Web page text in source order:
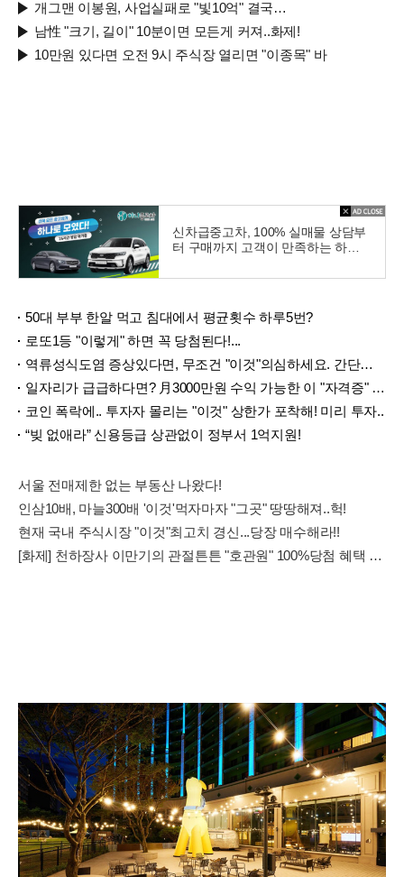
개그맨 이봉원, 사업실패로 "빛10억" 결국…
남性 "크기, 길이" 10분이면 모든게 커져..화제!
10만원 있다면 오전 9시 주식장 열리면 "이종목" 바
신차급중고차, 100% 실매물 상담부
터 구매까지 고객이 만족하는 하나
50대 부부 한알 먹고 침대에서 평균횟수 하루5번?
로또1등 "이렇게" 하면 꼭 당첨된다!...
역류성식도염 증상있다면, 무조건 "이것"의심하세요. 간단치료법 나왔다!
일자리가 급급하다면? 月3000만원 수익 가능한 이 "자격증" 주목받고 있어..
코인 폭락에.. 투자자 몰리는 "이것" 상한가 포착해! 미리 투자..
“빚 없애라” 신용등급 상관없이 정부서 1억지원!
서울 전매제한 없는 부동산 나왔다!
인삼10배, 마늘300배 '이것'먹자마자 "그곳" 땅땅해져..헉!
현재 국내 주식시장 "이것"최고치 경신...당장 매수해라!!
[화제] 천하장사 이만기의 관절튼튼 "호관원" 100%당첨 혜택 난리나!!